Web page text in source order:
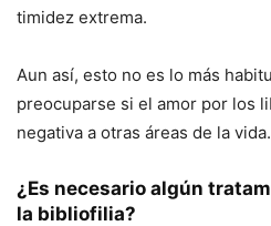
timidez extrema.
Aun así, esto no es lo más
preocuparse si el amor por los
negativa a otras áreas de la vida.
¿Es necesario algún
la bibliofilia?